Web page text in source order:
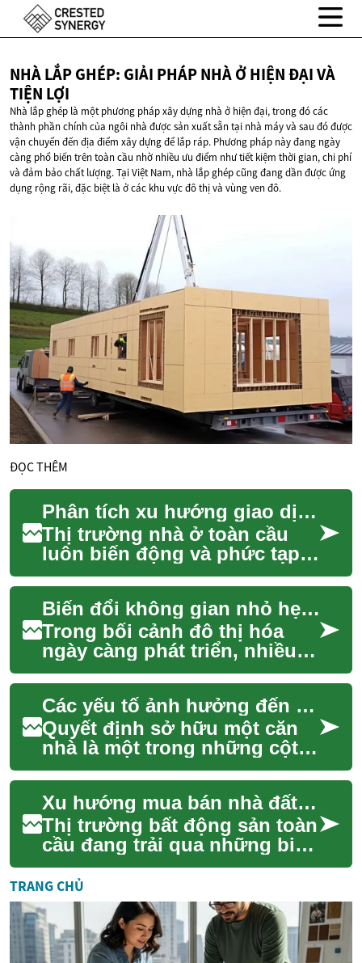
NHÀ LẮP GHÉP: GIẢI PHÁP NHÀ Ở HIỆN ĐẠI VÀ
TIỆN LỢI
Nhà lắp ghép là một phương pháp xây dựng nhà ở hiện đại, trong đó các
thành phần chính của ngôi nhà được sản xuất sẵn tại nhà máy và sau đó được
vận chuyển đến địa điểm xây dựng để lắp ráp. Phương pháp này đang ngày
càng phổ biến trên toàn cầu nhờ nhiều ưu điểm như tiết kiệm thời gian, chi phí
và đảm bảo chất lượng. Tại Việt Nam, nhà lắp ghép cũng đang dần được ứng
dụng rộng rãi, đặc biệt là ở các khu vực đô thị và vùng ven đô.
ĐỌC THÊM
Phân tích xu hướng giao dịch nhà ở quốc tế
Thị trường nhà ở toàn cầu
luôn biến động và phức tạp,
phản ánh sự tương tác của
nhiều yếu tố kinh tế, xã hội
và chính...
Biến đổi không gian nhỏ hẹp thành nơi lý tưởng
Trong bối cảnh đô thị hóa
ngày càng phát triển, nhiều
người dân đang tìm kiếm các
giải pháp sáng tạo để tối ưu
hóa kh...
Các yếu tố ảnh hưởng đến quyết định sở hữu nhà
Quyết định sở hữu một căn
nhà là một trong những cột
mốc tài chính và cá nhân
quan trọng nhất trong cuộc
đời. Nó khôn...
Xu hướng mua bán nhà đất hiện nay
Thị trường bất động sản toàn
cầu đang trải qua những biến
động đáng kể, chịu ảnh
hưởng từ nhiều yếu tố kinh
tế, xã hộ...
TRANG CHỦ